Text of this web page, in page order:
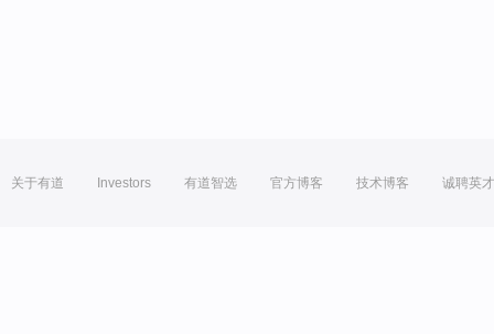
关于有道 Investors 有道智选 官方博客 技术博客 诚聘英才